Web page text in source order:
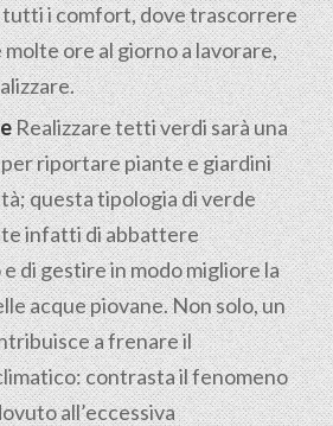
i comfort, dove trascorrere
ore al giorno a lavorare,
Realizzare tetti verdi sarà una
riportare piante e giardini
questa tipologia di verde
infatti di abbattere
di gestire in modo migliore la
acque piovane. Non solo, un
a frenare il
contrasta il fenomeno
all’eccessiva